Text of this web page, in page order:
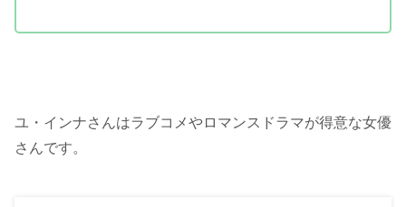
ユ・インナさんはラブコメやロマンスドラマが得意な女優
さんです。